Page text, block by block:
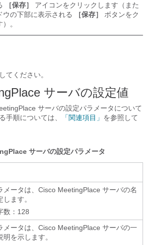
［保存］
アイコンをクリックします（また
ウの下部に表示される
［保存］
ボタンをク
。
てください。
サーバの設定値
サーバの設定パラメータについて
手順については、
「関連項目」 を参照して
サーバの設定パラメータ
メータは、Cisco MeetingPlace サーバの名
ます。
数：128
メータは、Cisco MeetingPlace サーバの一
明を示します。